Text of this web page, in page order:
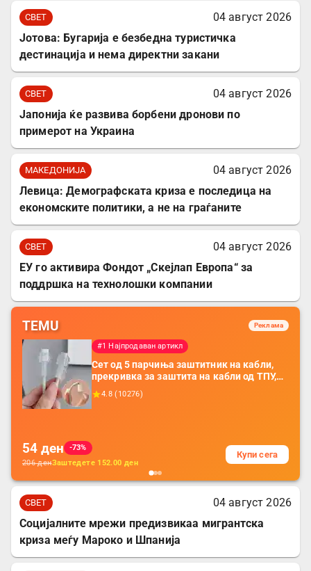
СВЕТ
04 август 2026
Јотова: Бугарија е безбедна туристичка
дестинација и нема директни закани
СВЕТ
04 август 2026
Јапонија ќе развива борбени дронови по
примерот на Украина
МАКЕДОНИЈА
04 август 2026
Левица: Демографската криза е последица на
економските политики, а не на граѓаните
СВЕТ
04 август 2026
ЕУ го активира Фондот „Скејлап Европа“ за
поддршка на технолошки компании
TEMU Реклама
#1 Најпродаван артикл
Сет од 5 парчиња заштитник на кабли,
прекривка за заштита на кабли од ТПУ,
додатоци за заштита на кабли, без
батерија, за мобилни телефони, комплет
4.8 (10276)
54 ден
-73%
206денЗаштедете 152.00 ден
Купи сега
СВЕТ
04 август 2026
Социјалните мрежи предизвикаа мигрантска
криза меѓу Мароко и Шпанија